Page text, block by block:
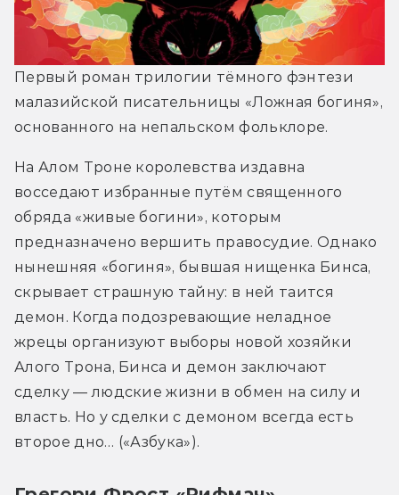
Первый роман трилогии тёмного фэнтези
малазийской писательницы «Ложная богиня»,
основанного на непальском фольклоре.
На Алом Троне королевства издавна
восседают избранные путём священного
обряда «живые богини», которым
предназначено вершить правосудие. Однако
нынешняя «богиня», бывшая нищенка Бинса,
скрывает страшную тайну: в ней таится
демон. Когда подозревающие неладное
жрецы организуют выборы новой хозяйки
Алого Трона, Бинса и демон заключают
сделку ― людские жизни в обмен на силу и
власть. Но у сделки с демоном всегда есть
второе дно… («Азбука»).